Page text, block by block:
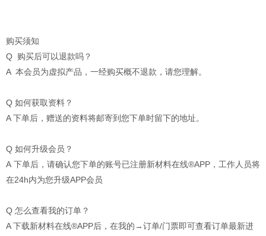
购买须知
Q 购买后可以退款吗？
A 本会员为虚拟产品，一经购买概不退款，请您理解。
Q 如何获取资料？
A 下单后，赠送的资料将邮寄到您下单时留下的地址。
Q 如何升级会员？
A 下单后，请确认您下单的账号已注册新材料在线®APP，工作人员将
在24h内为您升级APP会员
Q 怎么查看我的订单？
A 下载新材料在线®APP后，在我的→订单/门票即可查看订单最新进